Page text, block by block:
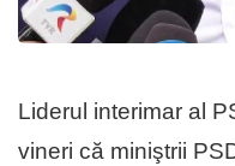
Liderul interimar al
vineri că miniştrii